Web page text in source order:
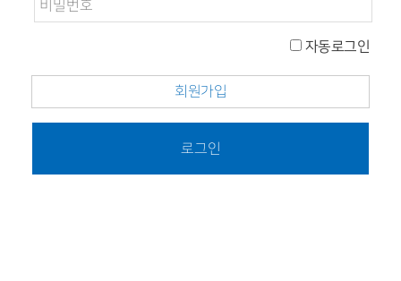
자동로그인
회원가입
로그인